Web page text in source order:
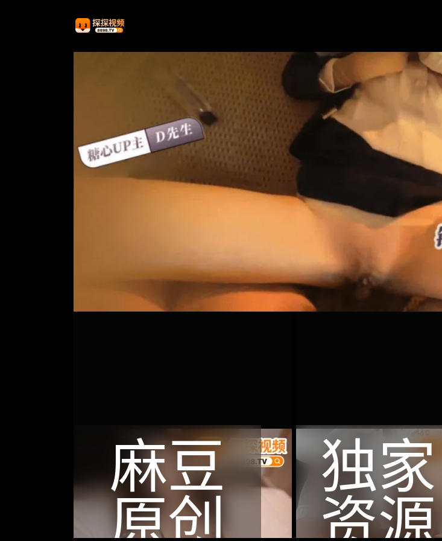
麻豆
原创
独家
资源